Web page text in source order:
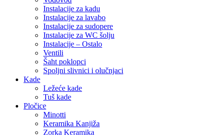
Instalacije za kadu
Instalacije za lavabo
Instalacije za sudopere
Instalacije za WC šolju
Instalacije – Ostalo
Ventili
Šaht poklopci
Spoljni slivnici i olučnjaci
Kade
Ležeće kade
Tuš kade
Pločice
Minotti
Keramika Kanjiža
Zorka Keramika